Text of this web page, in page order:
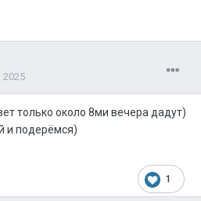
2025
только около 8ми вечера дадут)
и подерёмся)
1